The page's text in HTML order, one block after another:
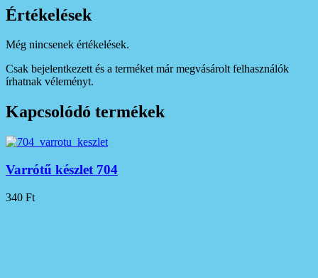
Értékelések
Még nincsenek értékelések.
Csak bejelentkezett és a terméket már megvásárolt felhasználók
írhatnak véleményt.
Kapcsolódó termékek
Varrótű készlet 704
340 Ft